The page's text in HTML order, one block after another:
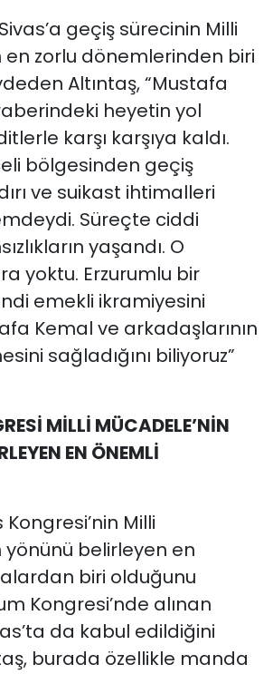
geçiş sürecinin Milli
en zorlu dönemlerinden biri
Altıntaş, “Mustafa
heyetin yol
karşı karşıya kaldı.
bölgesinden geçiş
ve suikast ihtimalleri
Süreçte ciddi
yaşandı. O
yoktu. Erzurumlu bir
emekli ikramiyesini
Kemal ve arkadaşlarının
sağladığını biliyoruz”
MİLLİ MÜCADELE’NİN
EN ÖNEMLİ
Kongresi’nin Milli
yönünü belirleyen en
biri olduğunu
Kongresi’nde alınan
da kabul edildiğini
burada özellikle manda